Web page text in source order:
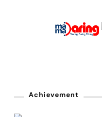
Achievement